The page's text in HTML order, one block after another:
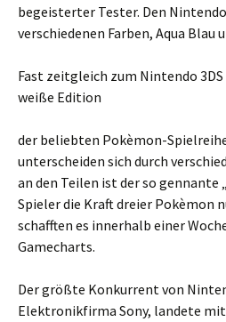
begeisterter Tester. Den
verschiedenen Farben, Aqua Blau
Fast zeitgleich zum Nintendo
weiße Edition
der beliebten Pokèmon-
unterscheiden sich durch
an den Teilen ist der so gennante
Spieler die Kraft dreier Pokèmon
schafften es innerhalb einer
Gamecharts.
Der größte Konkurrent von
Elektronikfirma Sony, landete